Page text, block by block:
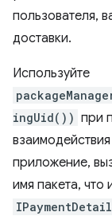
пользователя,
доставки.
Используйте
ingUid()) при
приложение,
имя пакета,